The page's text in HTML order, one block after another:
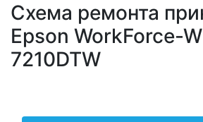
Схема ремонта
Epson WorkForce-
7210DTW